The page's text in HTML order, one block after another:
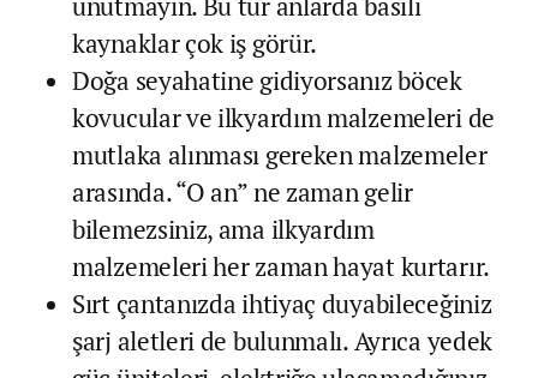
kaynaklar çok iş görür.
Doğa seyahatine gidiyorsanız böcek
kovucular ve ilkyardım malzemeleri de
mutlaka alınması gereken malzemeler
arasında. “O an” ne zaman gelir
bilemezsiniz, ama ilkyardım
malzemeleri her zaman hayat kurtarır.
Sırt çantanızda ihtiyaç duyabileceğiniz
şarj aletleri de bulunmalı. Ayrıca yedek